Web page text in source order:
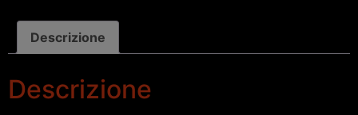
Descrizione
Descrizione